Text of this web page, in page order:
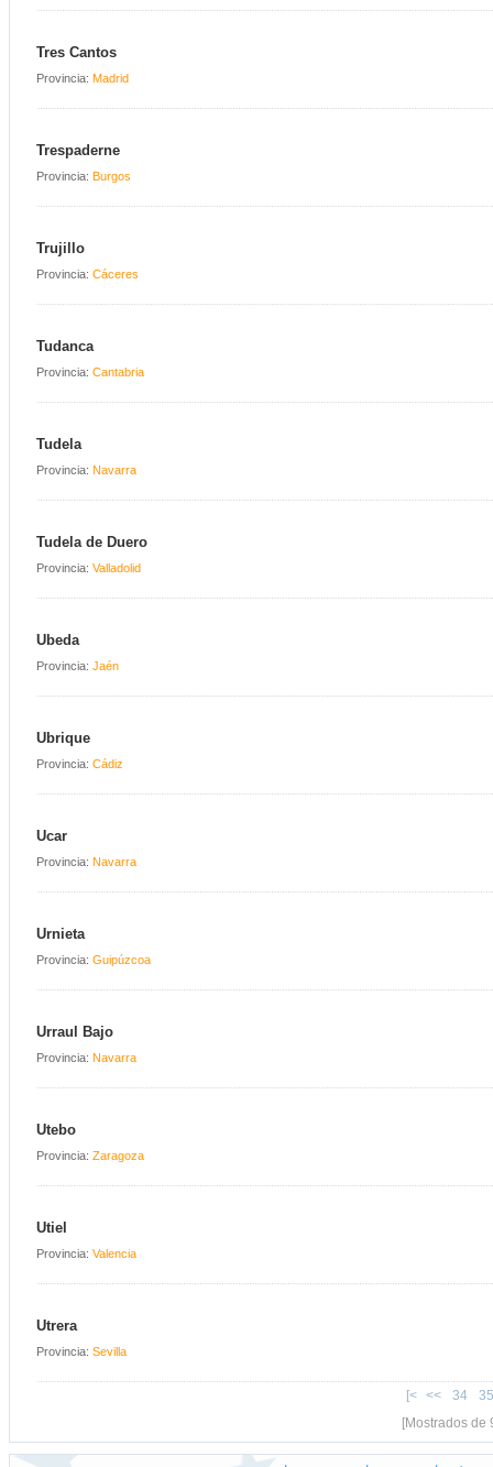
Tres Cantos
Provincia: Madrid
Trespaderne
Provincia: Burgos
Trujillo
Provincia: Cáceres
Tudanca
Provincia: Cantabria
Tudela
Provincia: Navarra
Tudela de Duero
Provincia: Valladolid
Ubeda
Provincia: Jaén
Ubrique
Provincia: Cádiz
Ucar
Provincia: Navarra
Urnieta
Provincia: Guipúzcoa
Urraul Bajo
Provincia: Navarra
Utebo
Provincia: Zaragoza
Utiel
Provincia: Valencia
Utrera
Provincia: Sevilla
[< << 34
35
[Mostrados de